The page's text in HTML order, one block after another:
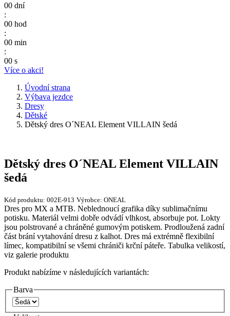
00 dní
:
00 hod
:
00 min
:
00 s
Více o akci!
Úvodní strana
Výbava jezdce
Dresy
Dětské
Dětský dres O´NEAL Element VILLAIN šedá
Dětský dres O´NEAL Element VILLAIN
šedá
Kód produktu: 002E-913 Výrobce: ONEAL
Dres pro MX a MTB. Neblednoucí grafika díky sublimačnímu
potisku. Materiál velmi dobře odvádí vlhkost, absorbuje pot. Lokty
jsou polstrované a chráněné gumovým potiskem. Prodloužená zadní
část brání vytahování dresu z kalhot. Dres má extrémně flexibilní
límec, kompatibilní se všemi chrániči krční páteře. Tabulka velikostí,
viz galerie produktu
Produkt nabízíme v následujících variantách:
Barva